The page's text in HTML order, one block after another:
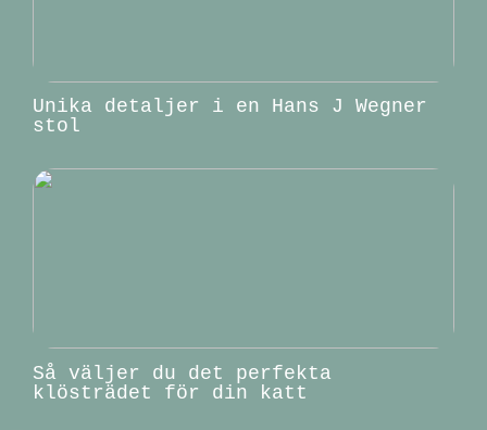
Unika detaljer i en Hans J Wegner
stol
Så väljer du det perfekta
klösträdet för din katt